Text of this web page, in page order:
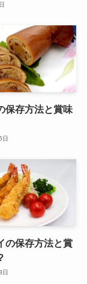
保存方法と賞味
日
の保存方法と賞
日